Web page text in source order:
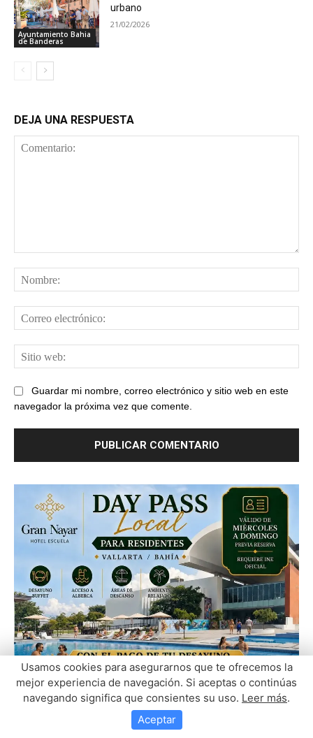
Usamos cookies para asegurarnos que te ofrecemos la
mejor experiencia de navegación. Si aceptas o continúas
navegando significa que consientes su uso. Leer más.
Aceptar